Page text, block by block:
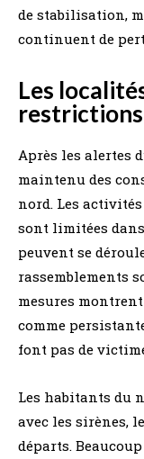
de stabilisation,
continuent de
Les
restrictions
Après les alertes
maintenu des
nord. Les
sont limitées
peuvent se
rassemblements
mesures
comme
font pas de
Les habitants du
avec les sirènes,
départs.